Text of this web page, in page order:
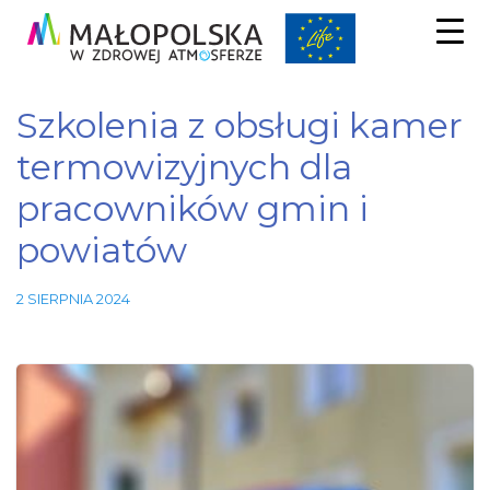
Szkolenia z obsługi kamer
termowizyjnych dla
pracowników gmin i
powiatów
2 SIERPNIA 2024
cookie nie